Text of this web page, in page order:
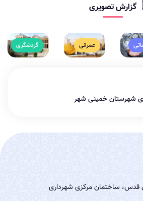
گزارش تصویری
عمرانی گردشگری
شهرستان خمینی شهر
قدس، ساختمان مرکزی شهرداری